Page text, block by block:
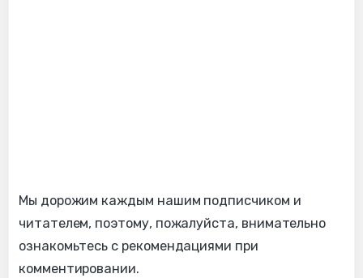
Мы дорожим каждым нашим подписчиком и
читателем, поэтому, пожалуйста, внимательно
ознакомьтесь с рекомендациями при
комментировании.